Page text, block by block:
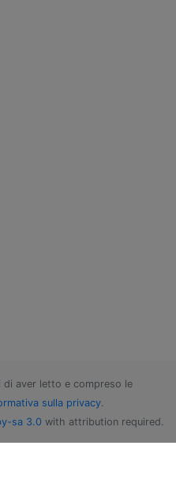
aver letto e compreso le
sulla privacy.
sa 3.0 with attribution required.